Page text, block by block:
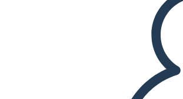
PREHRAŤ PREZENTÁCIU
ČÍTAJ MI